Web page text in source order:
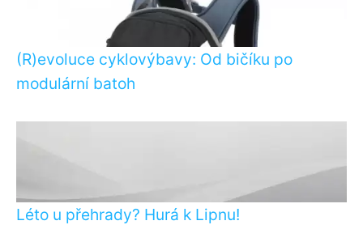
(R)evoluce cyklovýbavy: Od bičíku po
modulární batoh
Léto u přehrady? Hurá k Lipnu!